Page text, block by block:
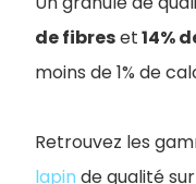
de fibreset14%
moins de 1% de
Retrouvez les
lapin de qualité